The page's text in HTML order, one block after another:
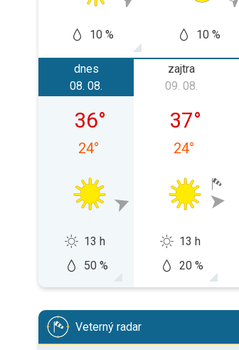
10 % 10 %
dnes
sobota 08. 08.
08. 08.
36°
24°
13 h
50 %
zajtra
nedeľa 09.
09. 08.
37°
24°
13 h
20 %
Veterný radar